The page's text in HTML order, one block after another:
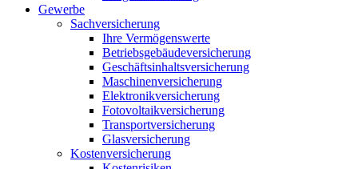
Gewerbe
Sachversicherung
Ihre Vermögenswerte
Betriebsgebäudeversicherung
Geschäftsinhaltsversicherung
Maschinenversicherung
Elektronikversicherung
Fotovoltaikversicherung
Transportversicherung
Glasversicherung
Kostenversicherung